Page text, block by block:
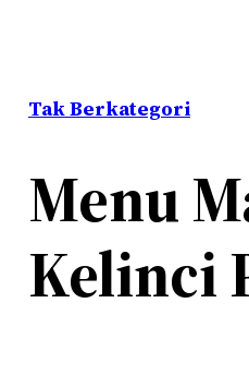
Tak Berkategori
Menu
Kelinci